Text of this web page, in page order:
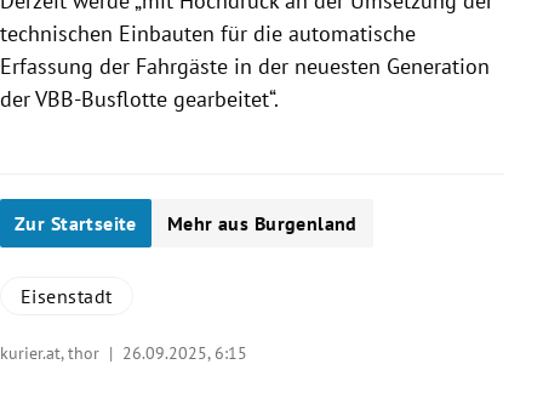
technischen Einbauten für die automatische
Erfassung der Fahrgäste in der neuesten Generation
der VBB-Busflotte gearbeitet“.
Zur Startseite Mehr aus Burgenland
Eisenstadt
kurier.at, thor | 26.09.2025, 6:15